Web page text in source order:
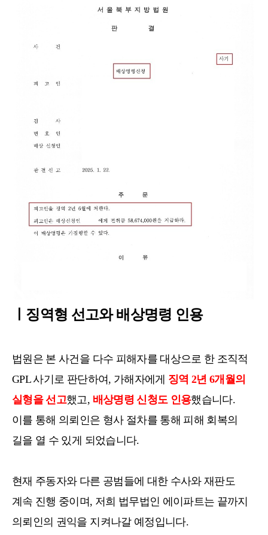
ㅣ징역형 선고와 배상명령 인용
법원은 본 사건을 다수 피해자를 대상으로 한 조직적
GPL 사기로 판단하여, 가해자에게 징역 2년 6개월의
실형을 선고했고, 배상명령 신청도 인용했습니다.
이를 통해 의뢰인은 형사 절차를 통해 피해 회복의
길을 열 수 있게 되었습니다.
현재 주동자와 다른 공범들에 대한 수사와 재판도
계속 진행 중이며, 저희 법무법인 에이파트는 끝까지
의뢰인의 권익을 지켜나갈 예정입니다.